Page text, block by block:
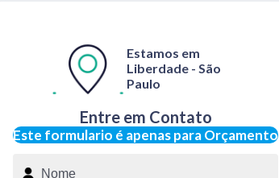
Este formulario é apenas para Orçamento
Entre em Contato
Estamos em
Liberdade - São
Paulo